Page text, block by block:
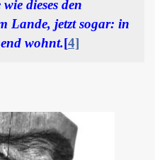
dieses den
Lande, jetzt sogar: in
wohnt.[4]